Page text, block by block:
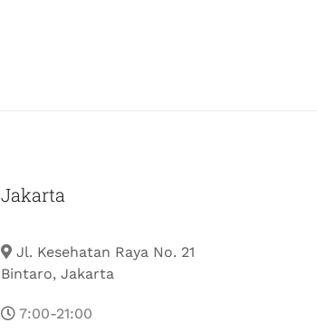
Jakarta
Jl. Kesehatan Raya No. 21
Bintaro, Jakarta
7:00-21:00